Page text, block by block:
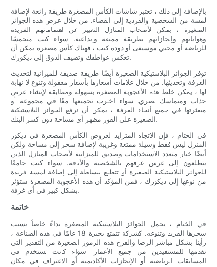
بالإضافة إلى ذلك ، تعتبر شاشات الكأس المصغرة طريقة رائعة لإضافة
لمسة من الشخصية والفردية إلى الفضاء. من خلال عرض هذه الجوائز
الصغيرة ، يمكن لأصحاب المنازل التعبير عن اهتماماتهم الفريدة
وهواياتهم وإنجازاتهم بطريقة ممتعة وإبداعية. سواء كنت متحمسًا
للرياضة أو محبي موسيقى أو دودة كتب ، فهناك كأس مصغرة يمكن أن
تعكس عواطفك وتضيف الذوق إلى ديكورك.
توفر الجوائز البلاستيكية الصغيرة أيضًا طريقة صديقة للميزانية لتحديث
الغرفة وتحديثها. من خلال علامات أسعارها بأسعار معقولة وتنوع لا نهاية
لها ، يمكن خلط هذه الأعجوبة المصغرة بسهولة ومطابقة لإنشاء عرض
جذاب ومتماسك بصري. سواء اخترت تجميعها معًا في مجموعة أو
مبعثرتها في جميع أنحاء الغرفة ، يمكن أن ترفع الجوائز البلاستيكية
الصغيرة على الفور مظهر أي مساحة دون كسر البنك.
في الختام ، فإن الاتجاه المتزايد لعروض الكأس المصغرة في ديكور
المنزل ليس فقط وسيلة ممتعة وغريبة لإضافة سحر إلى مساحة ولكن
أيضًا خيار متعدد الاستخدامات وصديق للميزانية لأصحاب المنازل الذين
يتطلعون إلى غرس غرفهم بالشخصية والأناقة. سواء كنت جامعًا
للجوائز البلاستيكية الصغيرة أو تتطلع ببساطة إلى إضافة لمسة فريدة
من نوعها إلى ديكورك ، فمن المؤكد أن هذه الأعجوبة المصغرة ستؤثر
بشكل كبير في أي غرفة.
خاتمة
في الختام ، يحمل الجوائز البلاستيكية المصغرة نداءً خاصاً بسبب
سحرها الفريد وتنوعه. كشركة تتمتع بخبرة 18 عامًا في هذه الصناعة ،
رأينا بشكل مباشر الرضا والفرح هذه الرموز الصغيرة من التقدير التي
تقدمها للمستفيدين من جميع الأعمار. سواء كانت تستخدم في
المسابقات الرياضية أو الإنجازات الأكاديمية أو الاعتراف في مكان